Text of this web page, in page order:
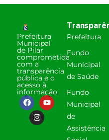
Prefeitura
Municipal
de Pilar
comprometida
com a
transparência
pública e o
acesso à
informação.
Prefeitura
Fundo
Municipal
de Saúde
Fundo
Municipal
de
Assistência